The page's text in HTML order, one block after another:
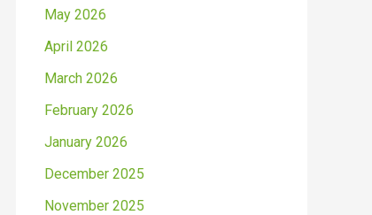
May 2026
April 2026
March 2026
February 2026
January 2026
December 2025
November 2025